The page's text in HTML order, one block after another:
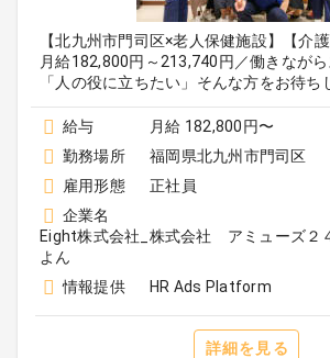
【北九州市門司区×老人保健施設】【介
月給182,800円～213,740円／働きながら
「人の役に立ちたい」そんな方をお待
給与
月給 182,800円〜
勤務場所
福岡県北九州市門司区
雇用形態
正社員
企業名
Eight株式会社_株式会社 アミューズ２
よん
情報提供
HR Ads Platform
詳細を見る